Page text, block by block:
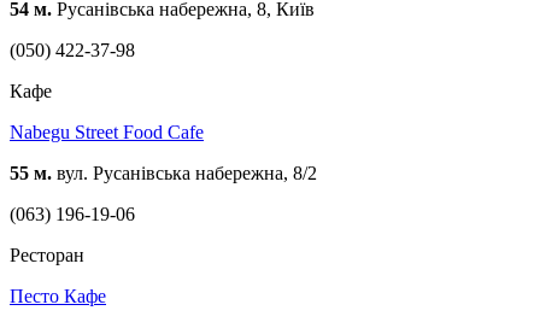
54 м. Русанівська набережна, 8, Київ
(050) 422-37-98
Кафе
Nabegu Street Food Cafe
55 м. вул. Русанівська набережна, 8/2
(063) 196-19-06
Ресторан
Песто Кафе